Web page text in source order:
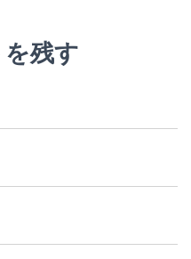
残す